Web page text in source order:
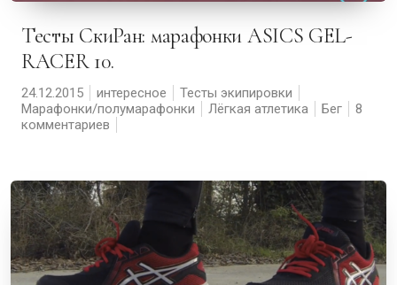
Тесты СкиРан: марафонки ASICS GEL-
RACER 10.
24.12.2015 интересное
Тесты экипировки
Марафонки/полумарафонки
Лёгкая атлетика Бег
8
комментариев